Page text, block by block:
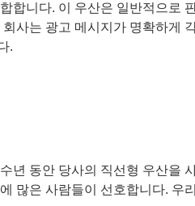
합니다. 이 우산은 일반적으로
회사는 광고 메시지가 명확하게
.
년 동안 당사의 직선형 우산을
많은 사람들이 선호합니다. 우